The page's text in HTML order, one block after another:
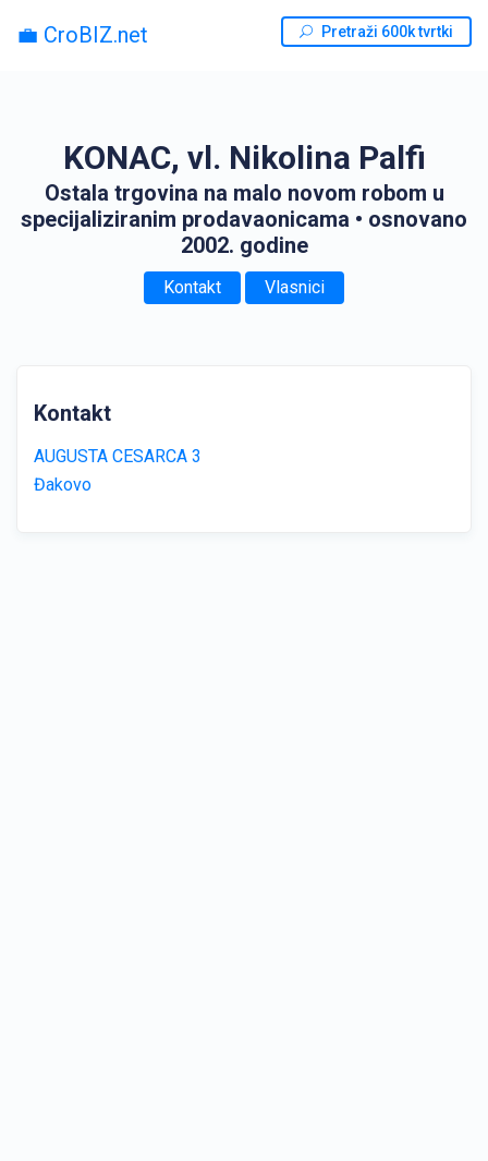
💼 CroBIZ.net Pretraži 600k tvrtki
KONAC, vl. Nikolina Palfi
Ostala trgovina na malo novom robom u
specijaliziranim prodavaonicama • osnovano
2002. godine
Kontakt Vlasnici
Kontakt
AUGUSTA CESARCA 3
Đakovo